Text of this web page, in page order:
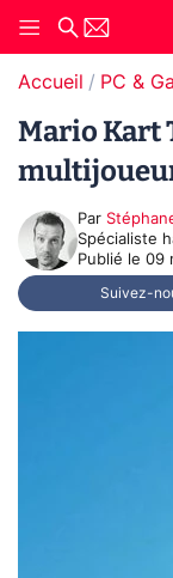
Accueil PC &
Mario Kart
Par
Spécialiste
Publié le 09
Suivez-